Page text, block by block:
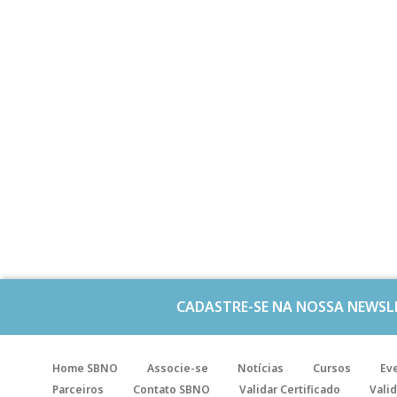
CADASTRE-SE NA NOSSA
Home SBNO Associe-se Notícias Cursos
Parceiros
Contato SBNO Validar Certificado